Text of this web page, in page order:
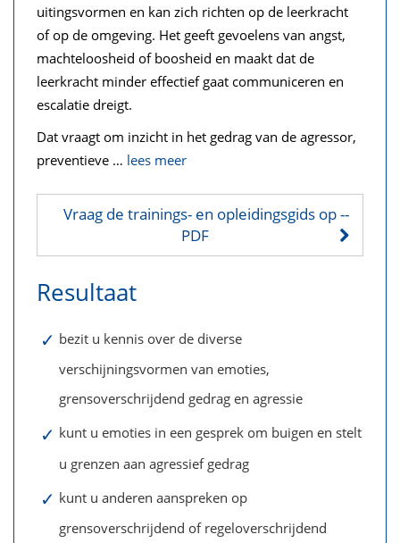
uitingsvormen en kan zich richten op de leerkracht
of op de omgeving. Het geeft gevoelens van angst,
machteloosheid of boosheid en maakt dat de
leerkracht minder effectief gaat communiceren en
escalatie dreigt.
Dat vraagt om inzicht in het gedrag van de agressor,
preventieve … lees meer
Vraag de trainings- en opleidingsgids op--
PDF
Resultaat
✓ bezit u kennis over de diverse
verschijningsvormen van emoties,
grensoverschrijdend gedrag en agressie
✓ kunt u emoties in een gesprek om buigen en stelt
u grenzen aan agressief gedrag
✓ kunt u anderen aanspreken op
grensoverschrijdend of regeloverschrijdend